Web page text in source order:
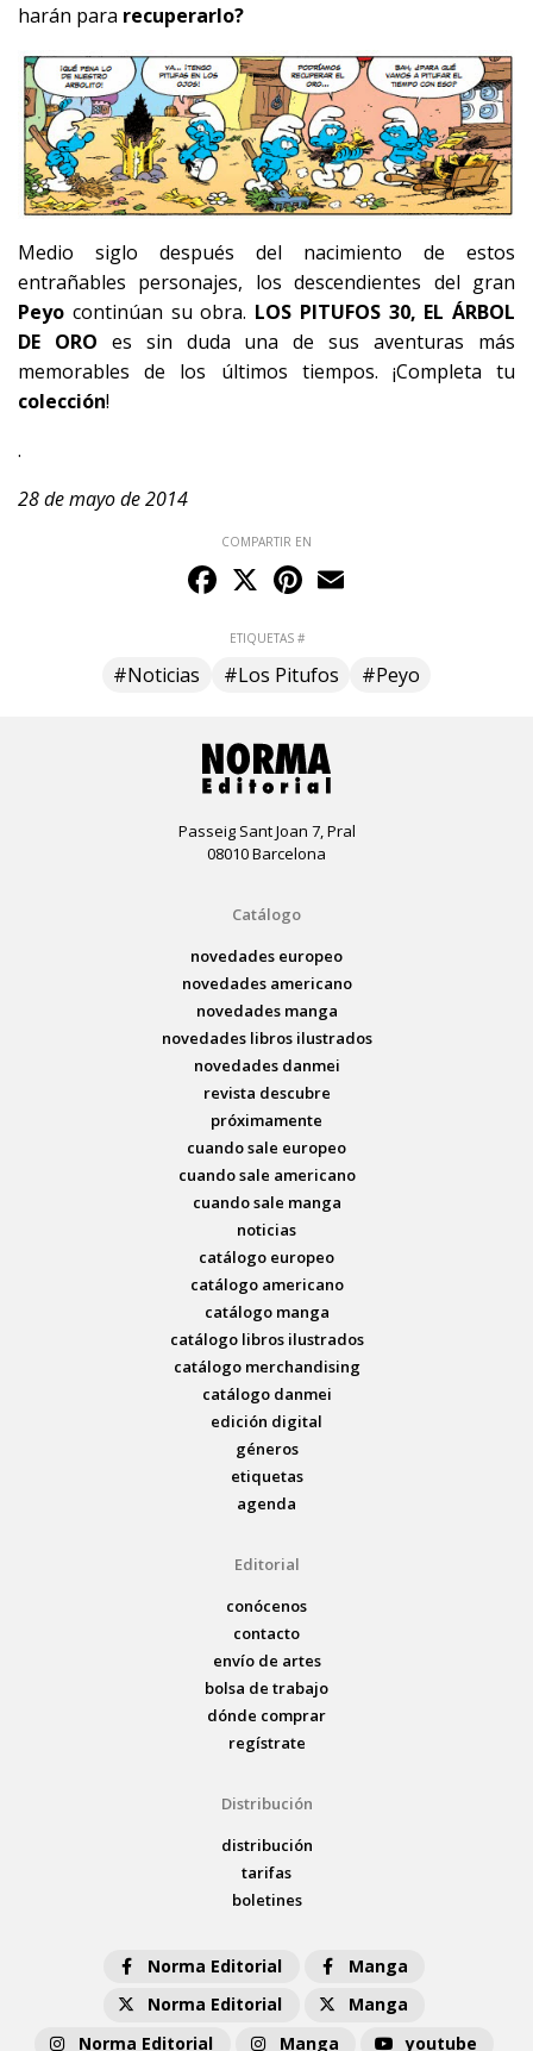
harán para recuperarlo?
Medio siglo después del nacimiento de estos
entrañables personajes, los descendientes del gran
Peyo continúan su obra. LOS PITUFOS 30, EL ÁRBOL
DE ORO es sin duda una de sus aventuras más
memorables de los últimos tiempos. ¡Completa tu
colección!
.
28 de mayo de 2014
COMPARTIR EN
Facebook
X Pinterest
ETIQUETAS #
#Noticias #Los Pitufos #Peyo
Passeig Sant Joan 7, Pral
08010 Barcelona
Catálogo
novedades europeo
novedades americano
novedades manga
novedades libros ilustrados
novedades danmei
revista descubre
próximamente
cuando sale europeo
cuando sale americano
cuando sale manga
noticias
catálogo europeo
catálogo americano
catálogo manga
catálogo libros ilustrados
catálogo merchandising
catálogo danmei
edición digital
géneros
etiquetas
agenda
Editorial
conócenos
contacto
envío de artes
bolsa de trabajo
dónde comprar
regístrate
Distribución
distribución
tarifas
boletines
Norma Editorial
Manga
Norma Editorial
Manga
Norma Editorial
Manga youtube